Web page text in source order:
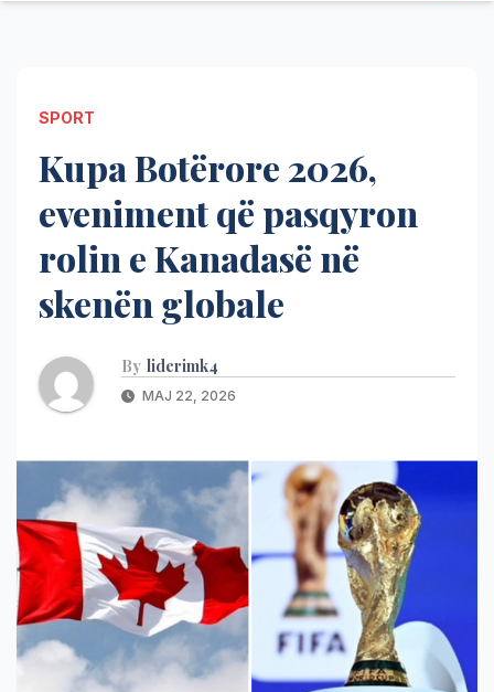
SPORT
Kupa Botërore 2026,
eveniment që pasqyron
rolin e Kanadasë në
skenën globale
By liderimk4
MAJ 22, 2026